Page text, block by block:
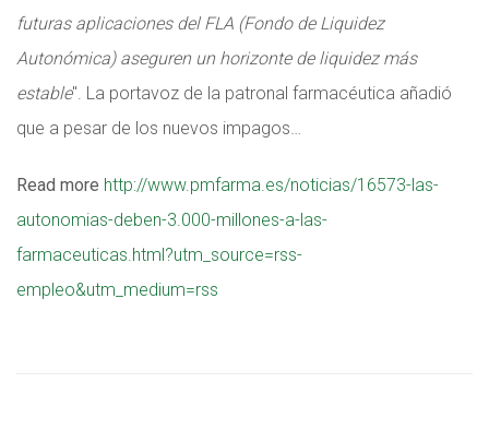
futuras aplicaciones del FLA (Fondo de Liquidez
Autonómica) aseguren un horizonte de liquidez más
estable". La portavoz de la patronal farmacéutica añadió
que a pesar de los nuevos impagos…
Read more http://www.pmfarma.es/noticias/16573-las-
autonomias-deben-3.000-millones-a-las-
farmaceuticas.html?utm_source=rss-
empleo&utm_medium=rss